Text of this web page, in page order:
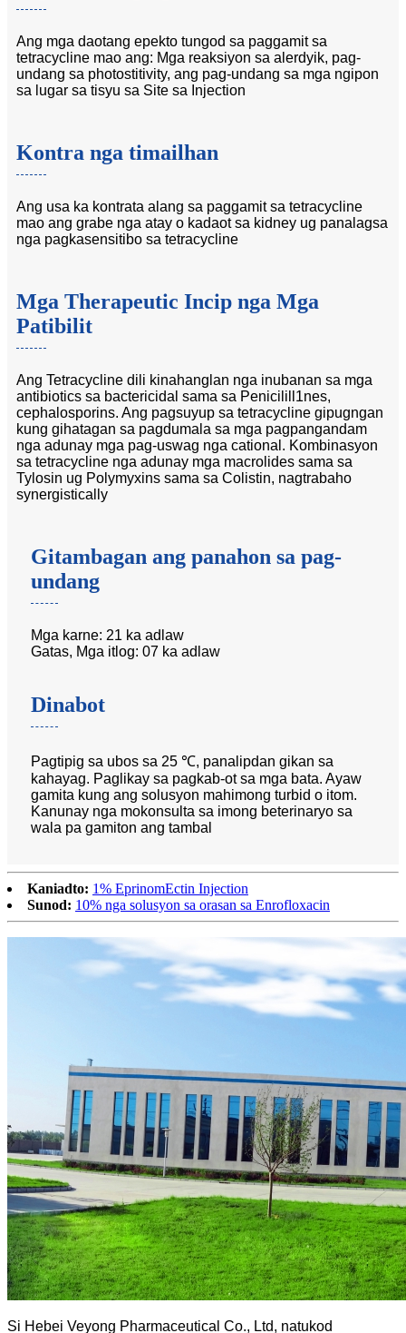
Ang mga daotang epekto tungod sa paggamit sa
tetracycline mao ang: Mga reaksiyon sa alerdyik, pag-
undang sa photostitivity, ang pag-undang sa mga ngipon
sa lugar sa tisyu sa Site sa Injection
Kontra nga timailhan
Ang usa ka kontrata alang sa paggamit sa tetracycline
mao ang grabe nga atay o kadaot sa kidney ug panalagsa
nga pagkasensitibo sa tetracycline
Mga Therapeutic Incip nga Mga
Patibilit
Ang Tetracycline dili kinahanglan nga inubanan sa mga
antibiotics sa bactericidal sama sa Penicilill1nes,
cephalosporins. Ang pagsuyup sa tetracycline gipugngan
kung gihatagan sa pagdumala sa mga pagpangandam
nga adunay mga pag-uswag nga cational. Kombinasyon
sa tetracycline nga adunay mga macrolides sama sa
Tylosin ug Polymyxins sama sa Colistin, nagtrabaho
synergistically
Gitambagan ang panahon sa pag-
undang
Mga karne: 21 ka adlaw
Gatas, Mga itlog: 07 ka adlaw
Dinabot
Pagtipig sa ubos sa 25 ℃, panalipdan gikan sa
kahayag. Paglikay sa pagkab-ot sa mga bata. Ayaw
gamita kung ang solusyon mahimong turbid o itom.
Kanunay nga mokonsulta sa imong beterinaryo sa
wala pa gamiton ang tambal
Kaniadto: 1% EprinomEctin Injection
Sunod: 10% nga solusyon sa orasan sa Enrofloxacin
Si Hebei Veyong Pharmaceutical Co., Ltd, natukod